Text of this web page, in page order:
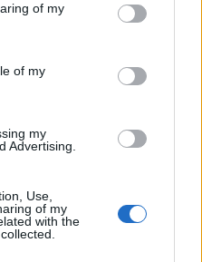
of my
of my
my
Advertising.
Use,
of my
with the
ezen a
az azóta is
első szombatján
találkozó
József
emlékpark
Sükösd
ki